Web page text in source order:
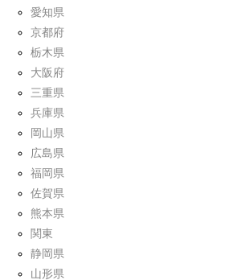
愛知県
京都府
栃木県
大阪府
三重県
兵庫県
岡山県
広島県
福岡県
佐賀県
熊本県
関東
静岡県
山形県